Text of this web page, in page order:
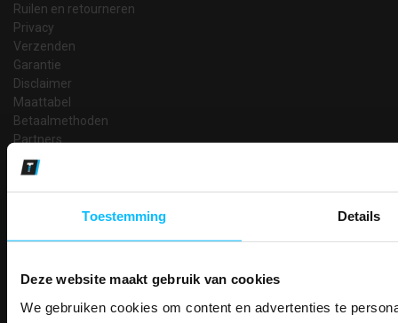
Toestemming Details
Deze website maakt gebruik van cookies
We gebruiken cookies om content en advertenties te
Ruilen en retourneren
Privacy
Verzenden
Garantie
Disclaimer
Maattabel
Betaalmethoden
Partners
Makkelijk shoppen
Gratis verzending in Nederland vanaf € 150,- excl. BTW
Bedruk- en borduurservice